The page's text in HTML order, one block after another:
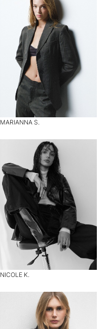
MARIANNA S.
NICOLE K.